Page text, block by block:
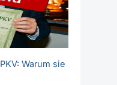
Warum sie